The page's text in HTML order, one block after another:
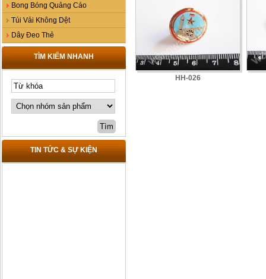
Bong Bóng Quảng Cáo
Túi Vải Không Dệt
Dây Đeo Thẻ
TÌM KIẾM NHANH
TIN TỨC & SỰ KIỆN
HH-026